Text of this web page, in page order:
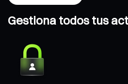
Gestiona todos tus